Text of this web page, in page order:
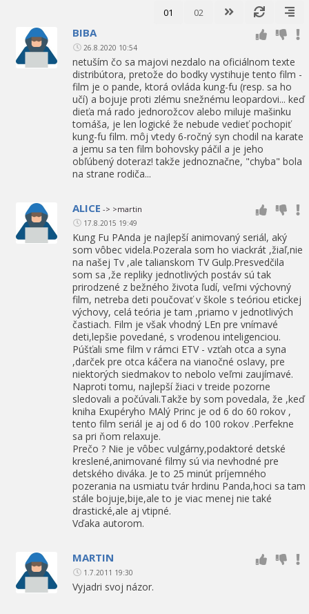
01 02
BIBA
26.8.2020 10:54
netuším čo sa majovi nezdalo na oficiálnom texte
distribútora, pretože do bodky vystihuje tento film -
film je o pande, ktorá ovláda kung-fu (resp. sa ho
učí) a bojuje proti zlému snežnému leopardovi... keď
dieťa má rado jednorožcov alebo miluje mašinku
tomáša, je len logické že nebude vedieť pochopiť
kung-fu film. môj vtedy 6-ročný syn chodil na karate
a jemu sa ten film bohovsky páčil a je jeho
obľúbený doteraz! takže jednoznačne, "chyba" bola
na strane rodiča...
ALICE -> >martin
17.8.2015 19:49
Kung Fu PAnda je najlepší animovaný seriál, aký
som vôbec videla.Pozerala som ho viackrát ,žiaľ,nie
na našej Tv ,ale talianskom TV Gulp.Presvedčila
som sa ,že repliky jednotlivých postáv sú tak
prirodzené z bežného života ľudí, veľmi výchovný
film, netreba deti poučovať v škole s teóriou etickej
výchovy, celá teória je tam ,priamo v jednotlivých
častiach. Film je však vhodný LEn pre vnímavé
deti,lepšie povedané, s vrodenou inteligenciou.
Púšťali sme film v rámci ETV - vzťah otca a syna
,darček pre otca káčera na vianočné oslavy, pre
niektorých siedmakov to nebolo veľmi zaujímavé.
Naproti tomu, najlepší žiaci v treide pozorne
sledovali a počúvali.Takže by som povedala, že ,keď
kniha Exupéryho MAlý Princ je od 6 do 60 rokov ,
tento film seriál je aj od 6 do 100 rokov .Perfekne
sa pri ňom relaxuje.
Prečo ? Nie je vôbec vulgárny,podaktoré detské
kreslené,animované filmy sú via nevhodné pre
detského diváka. Je to 25 minút príjemného
pozerania na usmiatu tvár hrdinu Panda,hoci sa tam
stále bojuje,bije,ale to je viac menej nie také
drastické,ale aj vtipné.
Vďaka autorom.
MARTIN
1.7.2011 19:30
Vyjadri svoj názor.